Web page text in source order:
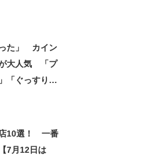
った」 カイン
が大人気 「プ
「ぐっすり眠
10選！ 一番
7月12日は